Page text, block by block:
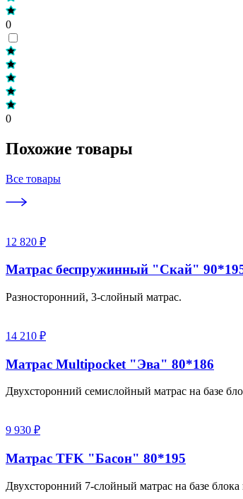
0
0
Похожие товары
Все товары
12 820 ₽
Матрас беспружинный "Скай"
Разносторонний, 3-слойный матрас.
14 210 ₽
Матрас Multipocket "Эва" 80*186
Двухсторонний семислойный матрас на базе
9 930 ₽
Матрас TFK "Басон" 80*195
Двухсторонний 7-слойный матрас на базе